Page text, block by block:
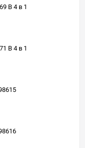
B 4 в 1
B 4 в 1